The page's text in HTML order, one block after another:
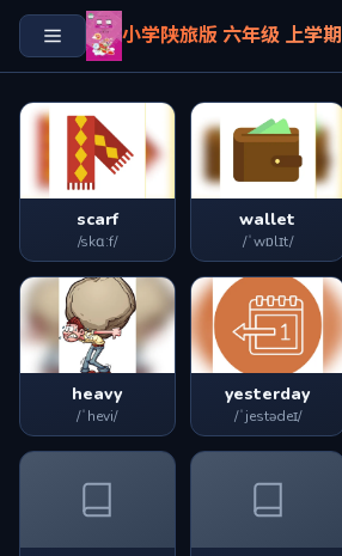
小学陕旅版 六年级 上学期
scarf
/skɑːf/
wallet
/ˈwɒlɪt/
heavy
/ˈhevi/
yesterday
/ˈjestədeɪ/